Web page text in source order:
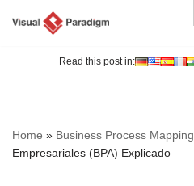
Read this post in:
Home » Business Process Mapping
Empresariales (BPA) Explicado